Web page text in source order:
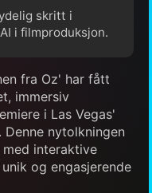
skritt i
i filmproduksjon.
fra Oz' har fått
immersiv
i Las Vegas'
nytolkningen
interaktive
og engasjerende